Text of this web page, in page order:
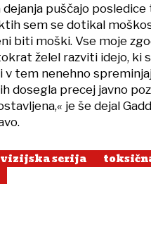
dejanja puščajo
sem se dotikal
biti moški. Vse moje
želel razviti idejo, ki
v tem nenehno
dosegla precej javno
je še dejal
serija